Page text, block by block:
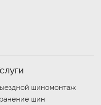
шиномонтаж
шин